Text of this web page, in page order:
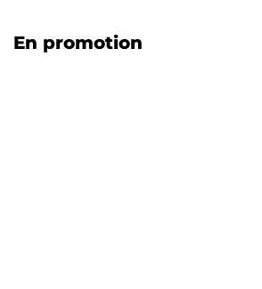
En promotion